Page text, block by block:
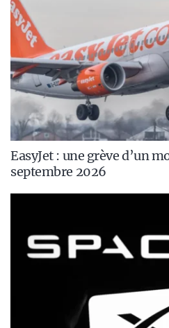
EasyJet : une grève d’un
septembre 2026